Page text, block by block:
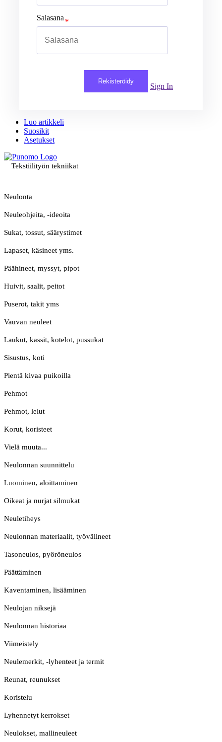
Salasana
Rekisteröidy
Sign In
Luo artikkeli
Suosikit
Asetukset
Tekstiilityön tekniikat
Neulonta
Neuleohjeita, -ideoita
Sukat, tossut, säärystimet
Lapaset, käsineet yms.
Päähineet, myssyt, pipot
Huivit, saalit, peitot
Puserot, takit yms
Vauvan neuleet
Laukut, kassit, kotelot, pussukat
Sisustus, koti
Pientä kivaa puikoilla
Pehmot
Pehmot, lelut
Korut, koristeet
Vielä muuta...
Neulonnan suunnittelu
Luominen, aloittaminen
Oikeat ja nurjat silmukat
Neuletiheys
Neulonnan materiaalit, työvälineet
Tasoneulos, pyöröneulos
Päättäminen
Kaventaminen, lisääminen
Neulojan niksejä
Neulonnan historiaa
Viimeistely
Neulemerkit, -lyhenteet ja termit
Reunat, reunukset
Koristelu
Lyhennetyt kerrokset
Neulokset, mallineuleet